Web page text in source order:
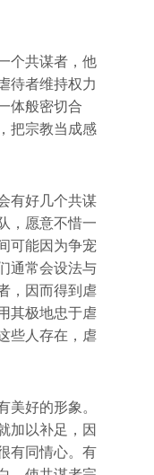
个共谋者，他
待者维持权力
体般密切合
把宗教当成感
有好几个共谋
，愿意不惜一
可能因为争宠
通常会设法与
，因而得到虐
其极地忠于虐
些人存在，虐
美好的形象。
加以补足，因
有同情心。有